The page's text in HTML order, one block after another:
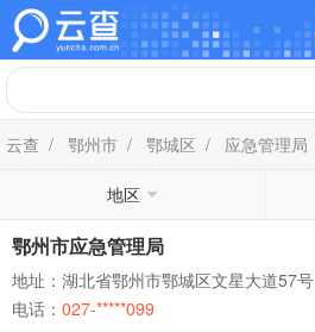
云查 / 鄂州市 / 鄂城区 / 应急管理局
地区
鄂州市应急管理局
地址：湖北省鄂州市鄂城区文星大道57号
电话： 027-*****099